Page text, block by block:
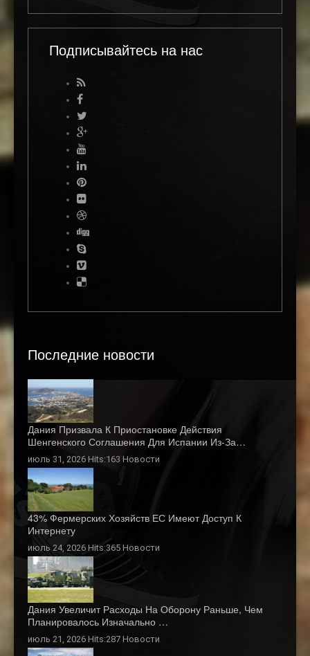
Подписывайтесь на нас
Последние новости
Дания Призвала К Приостановке Действия
Шенгенского Соглашения Для Испании Из-За…
июль 31, 2026 Hits:163 Новости
43% Фермерских Хозяйств ЕС Имеют Доступ К
Интернету
июль 24, 2026 Hits:365 Новости
Дания Увеличит Расходы На Оборону Раньше, Чем
Планировалось Изначально …
июль 21, 2026 Hits:287 Новости